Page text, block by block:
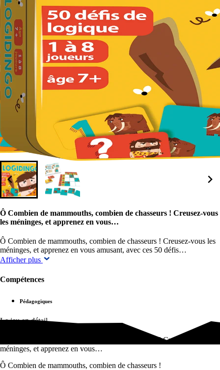
Ô Combien de mammouths, combien de chasseurs ! Creusez-vous
les méninges, et apprenez en vous…
Ô Combien de mammouths, combien de chasseurs ! Creusez-vous les
méninges, et apprenez en vous amusant, avec ces 50 défis…
Afficher plus
Compétences
Pédagogiques
Le jeu en détail
Ô Combien de mammouths, combien de chasseurs ! Creusez-vous les
méninges, et apprenez en vous…
Ô Combien de mammouths, combien de chasseurs !